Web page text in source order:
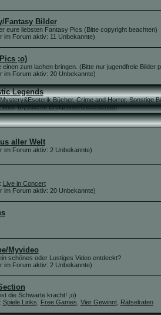
Fantasy Bilder
eure liebsten Fantasy Pics (Bitte copyright beachten)
im Forum aktiv: 11 Unbekannte)
;o)
einen zum lachen bringen. (Bitte nur jugendfreie Bilder
im Forum aktiv: 20 Unbekannte)
Legends
Mystery&Esoterik Bücher,Crime and Horror,Sonstige
,Mystische Ereignisse/Geschichten
aller Welt
im Forum aktiv: 2 Unbekannte)
Live in Concert
im Forum aktiv: 20 Unbekannte)
Myvideo
schönes oder Lustiges Video entdeckt?
im Forum aktiv: 2 Unbekannte)
die Schwarte kracht! ;o)
Spiele Links Free Games Vier Gewinnt, Rätselraten